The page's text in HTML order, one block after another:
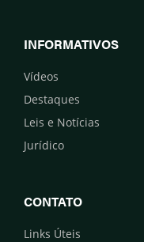
INFORMATIVOS
Vídeos
Destaques
Leis e Notícias
Jurídico
CONTATO
Links Úteis